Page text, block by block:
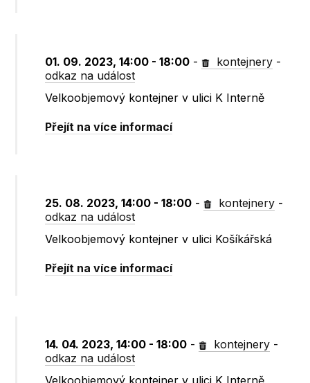
01. 09. 2023, 14:00 - 18:00 - kontejnery -
odkaz na událost
Velkoobjemový kontejner v ulici K Interně
Přejít na více informací
25. 08. 2023, 14:00 - 18:00 - kontejnery -
odkaz na událost
Velkoobjemový kontejner v ulici Košíkářská
Přejít na více informací
14. 04. 2023, 14:00 - 18:00 - kontejnery -
odkaz na událost
Velkoobjemový kontejner v ulici K Interně